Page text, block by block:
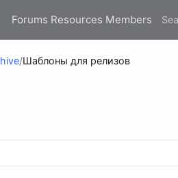
Forums Resources Members
/Шаблоны для релизов